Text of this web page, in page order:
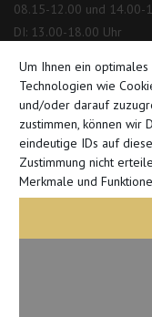
Um Ihnen ein
Technologien wie
und/oder darauf
zustimmen, können wir
eindeutige IDs auf
Zustimmung nicht
Merkmale und
08.15-12.00 und 14.00-
DI: 13.00-18.00 Uhr
TEL.
DI, FR: 09.30-11.30 Uhr
Zum→